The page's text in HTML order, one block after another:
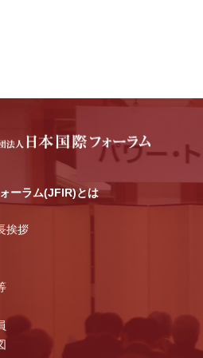
ーラム(JFIR)とは
挨拶